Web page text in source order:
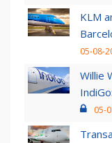
KLM
05-08-
Willie
05-